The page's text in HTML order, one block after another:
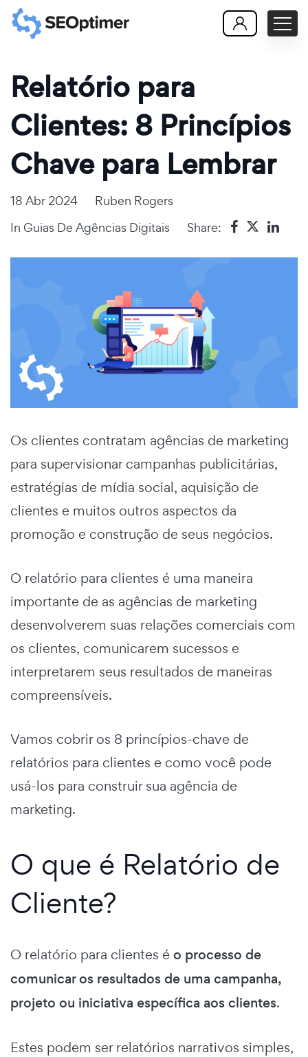
Relatório para
Clientes: 8 Princípios
Chave para Lembrar
18 Abr 2024
Ruben Rogers
In Guias De Agências Digitais Share:
Os clientes contratam agências de marketing
para supervisionar campanhas publicitárias,
estratégias de mídia social, aquisição de
clientes e muitos outros aspectos da
promoção e construção de seus negócios.
O relatório para clientes é uma maneira
importante de as agências de marketing
desenvolverem suas relações comerciais com
os clientes, comunicarem sucessos e
interpretarem seus resultados de maneiras
compreensíveis.
Vamos cobrir os 8 princípios-chave de
relatórios para clientes e como você pode
usá-los para construir sua agência de
marketing.
O que é Relatório de
Cliente?
O relatório para clientes é o processo de
comunicar os resultados de uma campanha,
projeto ou iniciativa específica aos clientes.
Estes podem ser relatórios narrativos simples,